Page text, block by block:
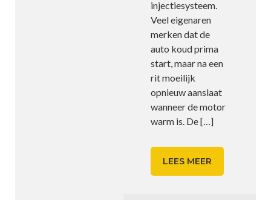
injectiesysteem.
Veel eigenaren
merken dat de
auto koud prima
start, maar na een
rit moeilijk
opnieuw aanslaat
wanneer de motor
warm is. De[…]
LEES MEER